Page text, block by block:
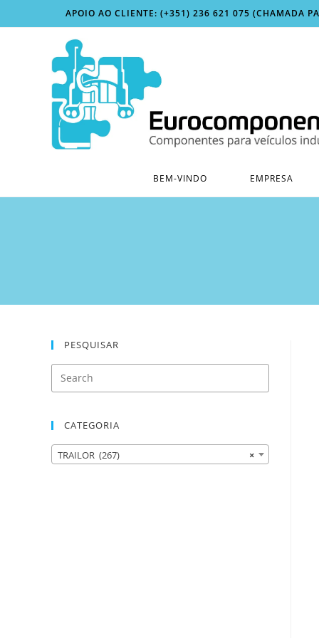
to
APOIO AO CLIENTE: (+351) 236 621 075 (CHAMADA
BEM-VINDO EMPRESA
PESQUISAR
CATEGORIA
×
TRAILOR (267)